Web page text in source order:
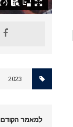
2023
למאמר הקודם